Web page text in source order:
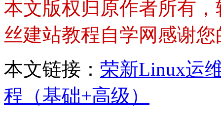
本文版权归原作者所有
丝建站教程自学网感谢
本文链接： 荣新Linux运
程（基础+高级）